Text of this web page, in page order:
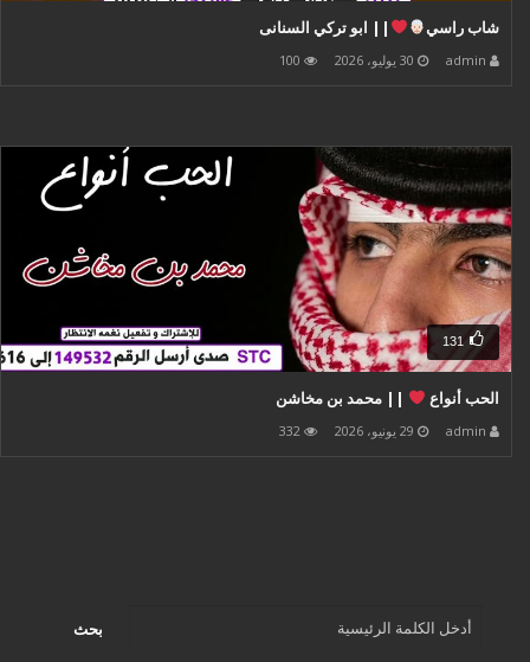
شاب راسي || ابو تركي السنانى
admin 30 يوليو، 2026 100
131
الحب أنواع || محمد بن مخاشن
admin 29 يونيو، 2026 332